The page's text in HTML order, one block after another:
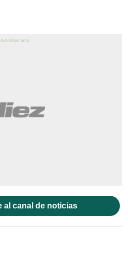
al canal de noticias